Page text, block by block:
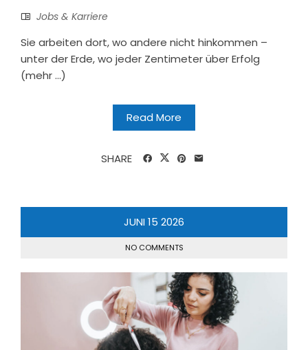
Jobs & Karriere
Sie arbeiten dort, wo andere nicht hinkommen –
unter der Erde, wo jeder Zentimeter über Erfolg
(mehr …)
Read More
SHARE
JUNI15 2026
NO COMMENTS